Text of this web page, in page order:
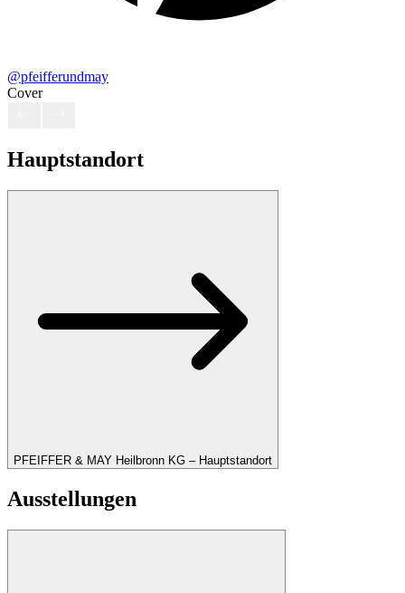
@pfeifferundmay
Cover
Hauptstandort
PFEIFFER & MAY Heilbronn KG – Hauptstandort
Ausstellungen